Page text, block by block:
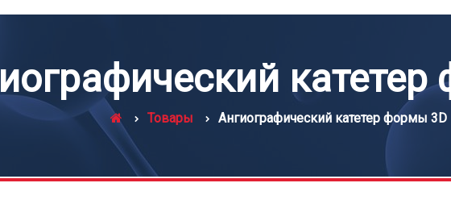
Товары Ангиографический катетер формы 3D